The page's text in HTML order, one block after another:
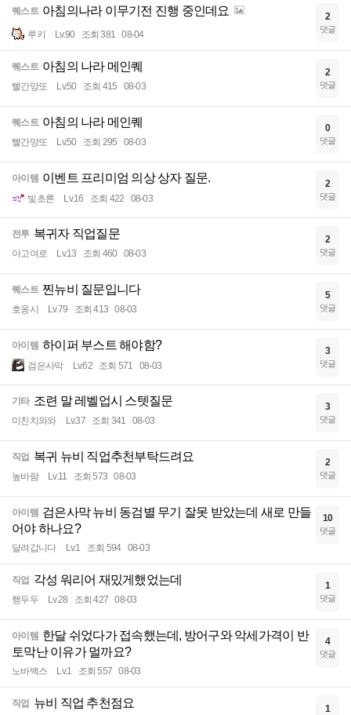
퀘스트 아침의나라 이무기전 진행 중인데요
루키 Lv.90 조회 381 08-04
2
댓글
퀘스트 아침의 나라 메인퀘
빨간망또 Lv.50 조회 415 08-03
2
댓글
퀘스트 아침의 나라 메인퀘
빨간망또 Lv.50 조회 295 08-03
0
댓글
아이템 이벤트 프리미엄 의상 상자 질문.
빛초론 Lv.16 조회 422 08-03
2
댓글
전투 복귀자 직업질문
아고여로 Lv.13 조회 460 08-03
2
댓글
퀘스트 찐뉴비 질문입니다
호옹시 Lv.79 조회 413 08-03
5
댓글
아이템 하이퍼 부스트 해야함?
검은사막 Lv.62 조회 571 08-03
3
댓글
기타 조련 말 레벨업시 스텟질문
미친치와와 Lv.37 조회 341 08-03
3
댓글
직업 복귀 뉴비 직업추천부탁드려요
높바람 Lv.11 조회 573 08-03
2
댓글
아이템 검은사막 뉴비 동검별 무기 잘못 받았는데 새로 만들
어야 하나요?
달려갑니다 Lv.1 조회 594 08-03
10
댓글
직업 각성 워리어 재밌게했었는데
행두두 Lv.28 조회 427 08-03
1
댓글
아이템 한달 쉬었다가 접속했는데, 방어구와 악세가격이 반
토막난 이유가 멀까요?
노바백스 Lv.1 조회 557 08-03
4
댓글
직업 뉴비 직업 추천점요 1